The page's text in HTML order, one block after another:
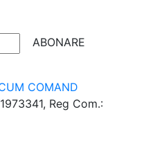
ABONARE
COMAND
Reg Com.: